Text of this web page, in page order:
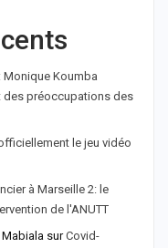
Monique Koumba
des préoccupations des
le jeu vidéo
à Marseille 2: le
de l'ANUTT
surCovid-